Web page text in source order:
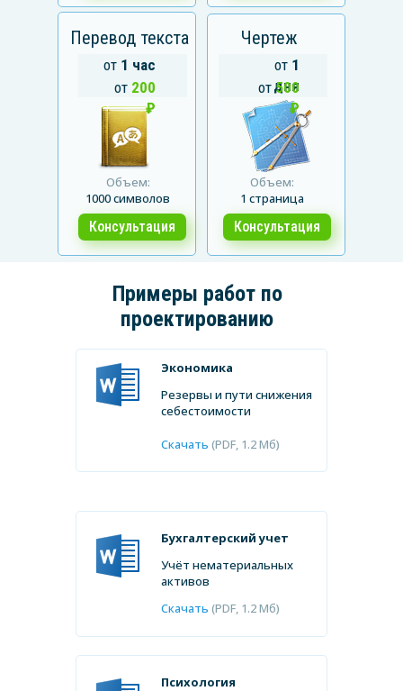
от1 дня
₽
от550 ₽
от2 дней
от500
₽
Чертеж
от500 ₽
Объем:
1 страница
Консультация
Перевод текста
от200 ₽
Объем:
1000 символов
Консультация
от 1 час
от 200
₽
от 1
дня
от500
₽
Экономика
Скачать (PDF, 1.2 Мб)
Резервы и пути снижения
себестоимости
Психология
Бухгалтерский учет
Скачать (PDF, 1.2 Мб)
Учёт нематериальных
активов
Примеры работ по
проектированию